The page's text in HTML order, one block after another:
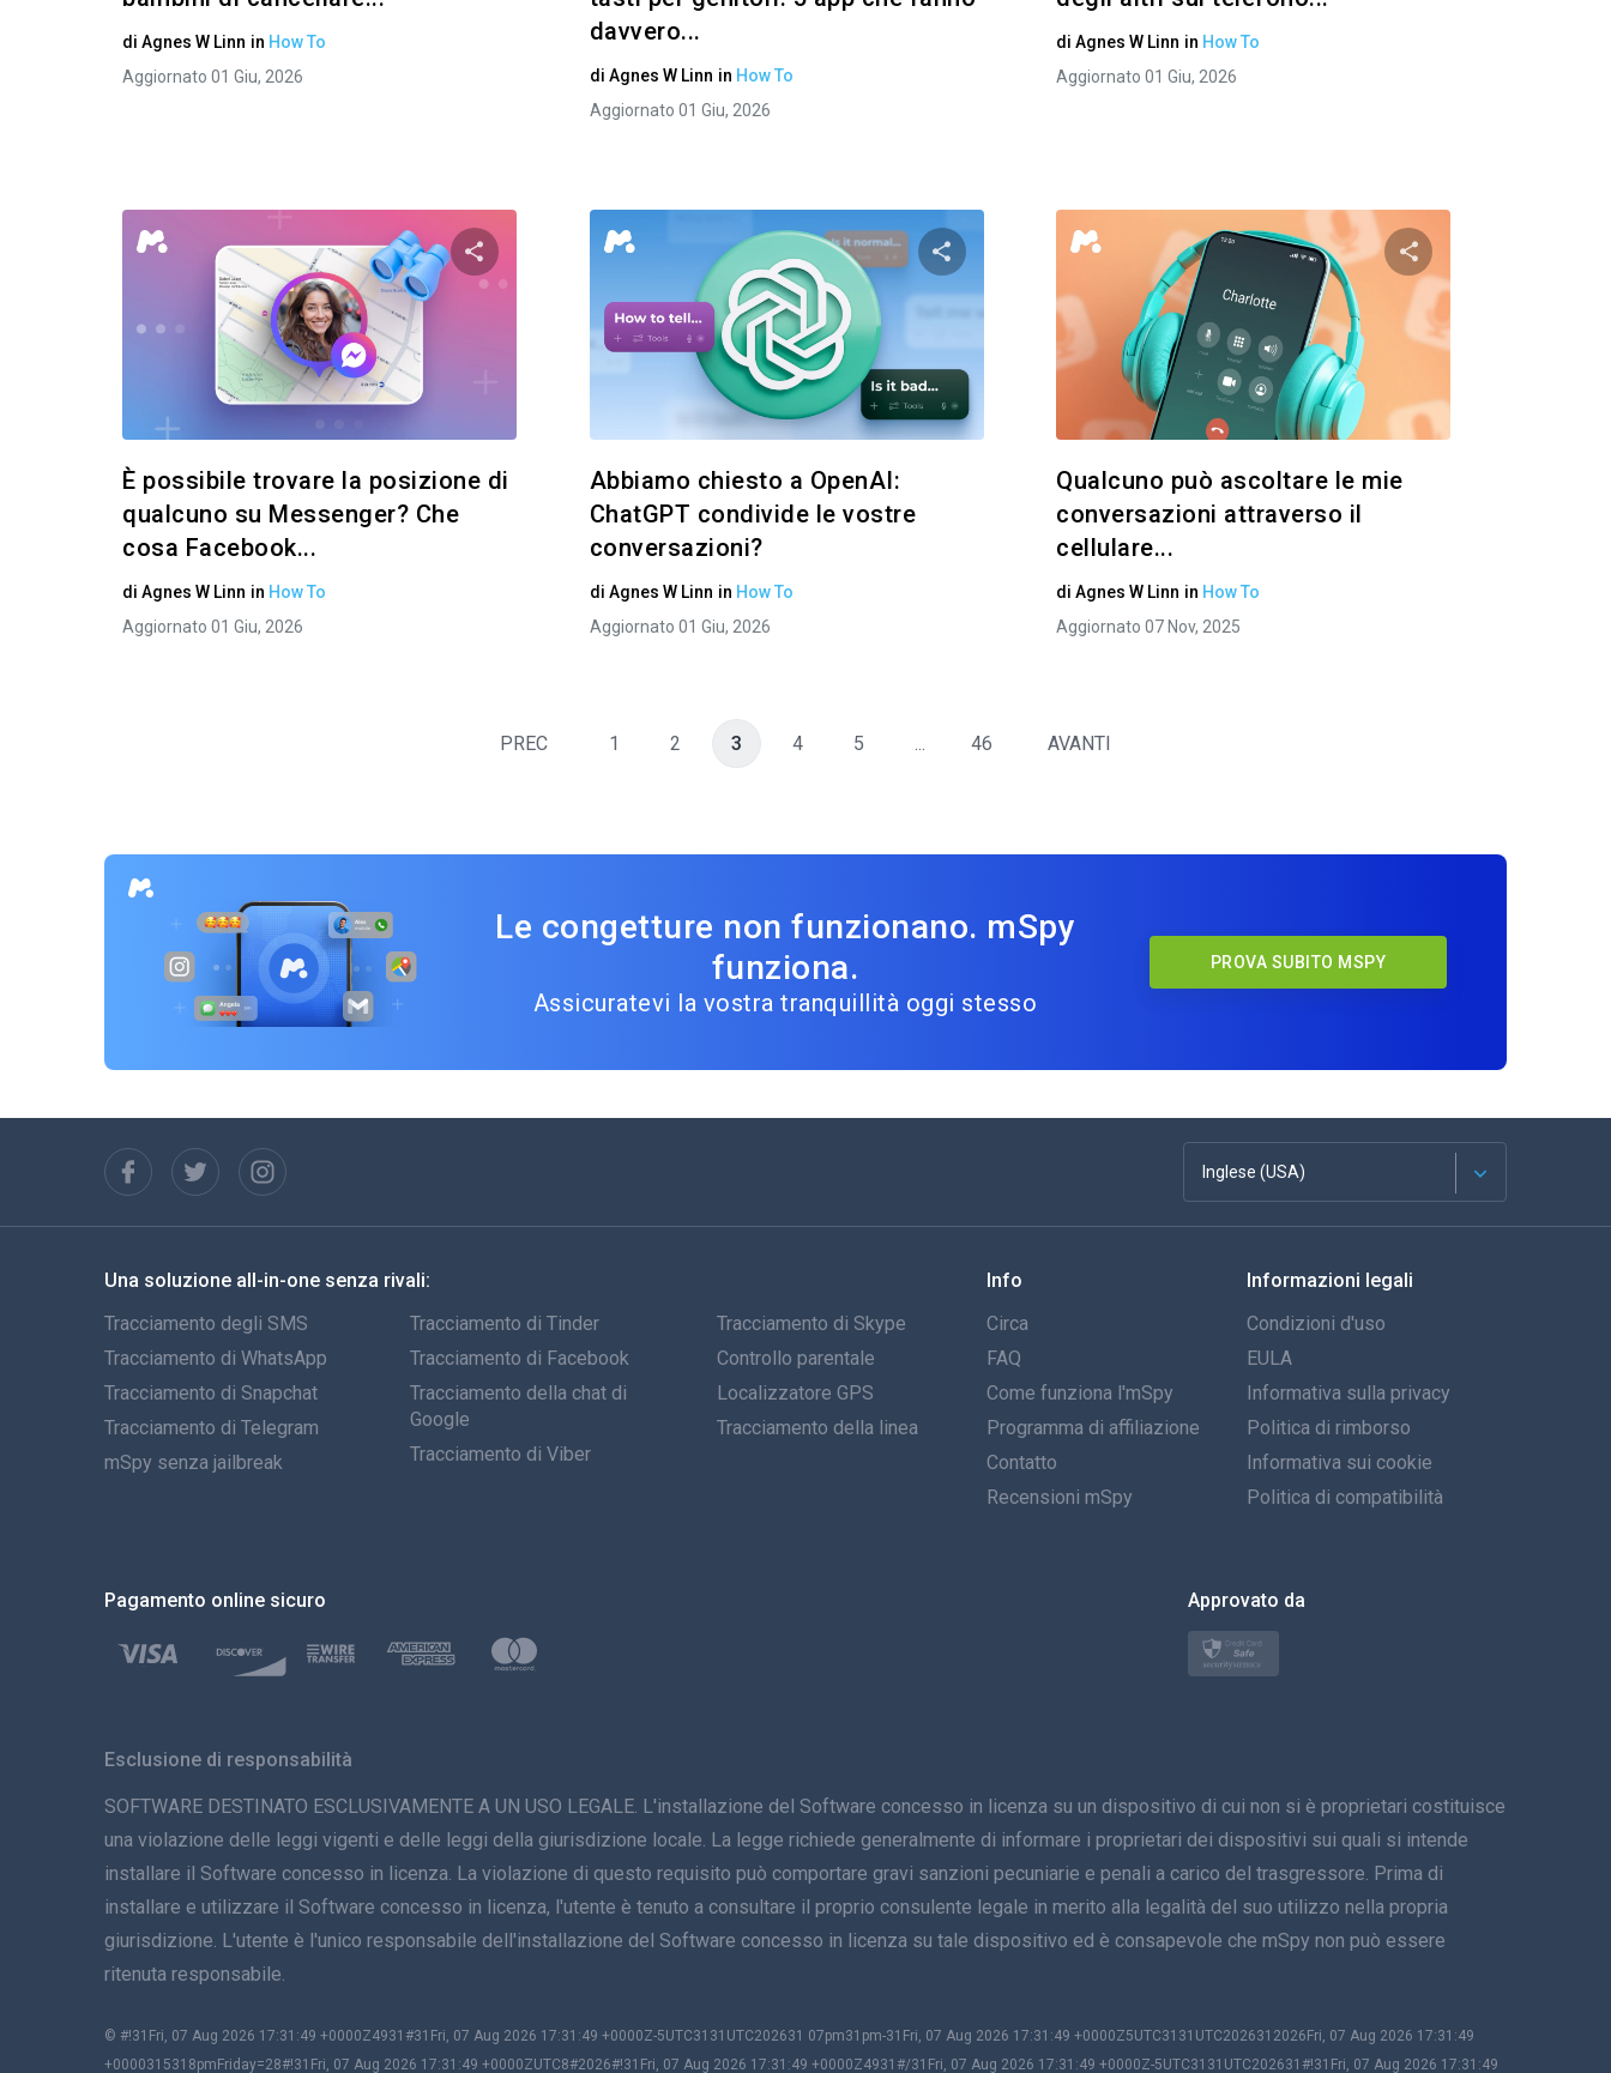
diAgnes W Linn in How To
Aggiornato 01 Giu, 2026
davvero...
di Agnes W Linn in How To
Aggiornato 01 Giu, 2026
diAgnes W Linn in How To
Aggiornato 01 Giu, 2026
Condividi questo articolo
È possibile trovare la posizione di
qualcuno su Messenger? Che
cosa Facebook...
diAgnes W Linn in How To
Aggiornato 01 Giu, 2026
Condividi questo articolo
Twitter Copia link
Abbiamo chiesto a OpenAI:
ChatGPT condivide le vostre
conversazioni?
di Agnes W Linn in How To
Aggiornato 01 Giu, 2026
Condividi questo
Twitter
Qualcuno può ascoltare le mie
conversazioni attraverso il
cellulare...
diAgnes W Linn in How To
Aggiornato 07 Nov, 2025
PREC 1 2 3 4 5 ... 46 AVANTI
Le congetture non funzionano. mSpy
funziona.
Assicuratevi la vostra tranquillità oggi stesso
PROVA SUBITO MSPY
Inglese (USA)
Français
Español
Portoghese
Italiano
Türkçe
Norsk
Svenska
Dansk
Una soluzione all-in-one senza rivali:
Tracciamento degli SMS
Tracciamento di WhatsApp
Tracciamento di Snapchat
Tracciamento di Telegram
mSpy senza jailbreak
Tracciamento di Tinder
Tracciamento di Facebook
Tracciamento della chat di
Google
Tracciamento di Viber
Tracciamento di Skype
Controllo parentale
Localizzatore GPS
Tracciamento della linea
Info
Circa
FAQ
Come funziona l'mSpy
Programma di affiliazione
Contatto
Recensioni mSpy
Informazioni legali
Condizioni d'uso
EULA
Informativa sulla privacy
Politica di rimborso
Informativa sui cookie
Politica di compatibilità
Pagamento online sicuro Approvato da
Esclusione di responsabilità
SOFTWARE DESTINATO ESCLUSIVAMENTE A UN USO LEGALE. L'installazione del Software concesso in licenza su un dispositivo di cui non si è proprietari costituisce
una violazione delle leggi vigenti e delle leggi della giurisdizione locale. La legge richiede generalmente di informare i proprietari dei dispositivi sui quali si intende
installare il Software concesso in licenza. La violazione di questo requisito può comportare gravi sanzioni pecuniarie e penali a carico del trasgressore. Prima di
installare e utilizzare il Software concesso in licenza, l'utente è tenuto a consultare il proprio consulente legale in merito alla legalità del suo utilizzo nella propria
giurisdizione. L'utente è l'unico responsabile dell'installazione del Software concesso in licenza su tale dispositivo ed è consapevole che mSpy non può essere
ritenuta responsabile.
© #!31Fri, 07 Aug 2026 17:31:49 +0000Z4931#31Fri, 07 Aug 2026 17:31:49 +0000Z-5UTC3131UTC202631 07pm31pm-31Fri, 07 Aug 2026 17:31:49 +0000Z5UTC3131UTC2026312026Fri, 07 Aug 2026 17:31:49
+0000315318pmFriday=28#!31Fri, 07 Aug 2026 17:31:49 +0000ZUTC8#2026#!31Fri, 07 Aug 2026 17:31:49 +0000Z4931#/31Fri, 07 Aug 2026 17:31:49 +0000Z-5UTC3131UTC202631#!31Fri, 07 Aug 2026 17:31:49